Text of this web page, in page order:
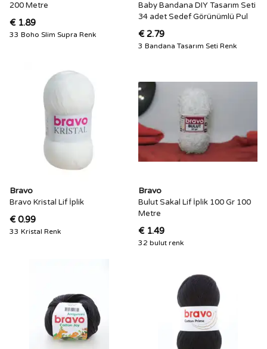
200 Metre
€ 1.89
33 Boho Slim Supra Renk
Baby Bandana DIY Tasarım Seti
34 adet Sedef Görünümlü Pul
€ 2.79
3 Bandana Tasarım Seti Renk
Bravo
Bravo Kristal Lif İplik
€ 0.99
33 Kristal Renk
Bravo
Bulut Sakal Lif İplik 100 Gr 100
Metre
€ 1.49
32 bulut renk